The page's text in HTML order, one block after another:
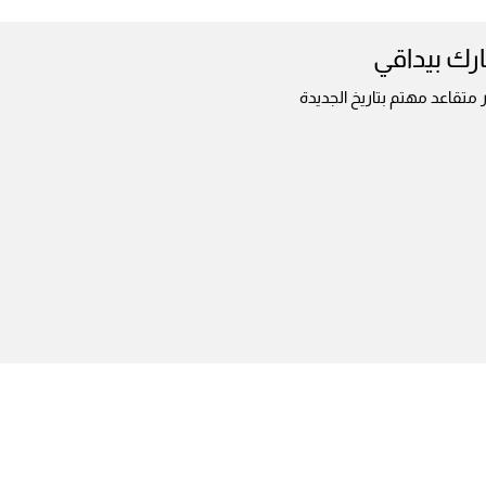
بيداقي
متقاعد مهتم بتاريخ الجديدة